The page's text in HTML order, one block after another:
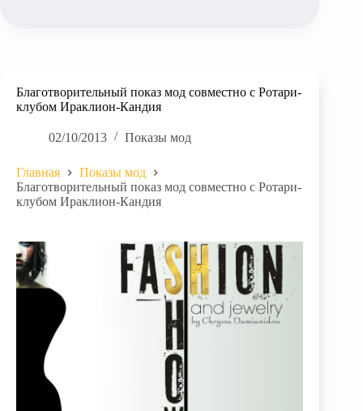
Благотворительный показ мод совместно с Ротари-
клубом Ираклион-Кандия
02/10/2013 Показы мод
Главная
Показы мод
Благотворительный показ мод совместно с Ротари-
клубом Ираклион-Кандия